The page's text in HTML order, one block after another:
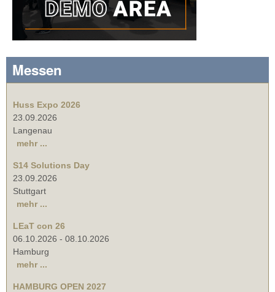
Messen
Huss Expo 2026
23.09.2026
Langenau
mehr ...
S14 Solutions Day
23.09.2026
Stuttgart
mehr ...
LEaT con 26
06.10.2026 - 08.10.2026
Hamburg
mehr ...
HAMBURG OPEN 2027